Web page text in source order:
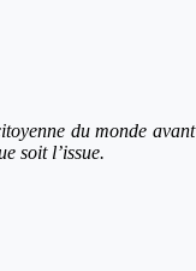
du monde
soit l’issue.